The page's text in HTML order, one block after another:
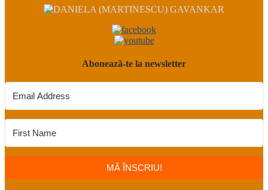
Abonează-te la newsletter
MĂ ÎNSCRIU!